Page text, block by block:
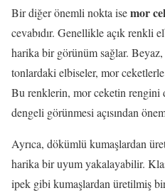
Bir diğer önemli nokta isemor
cevabıdır. Genellikle açık renkli
harika bir görünüm sağlar.
tonlardaki elbiseler, mor
Bu renklerin, mor ceketin rengini
dengeli görünmesi açısından
Ayrıca, dökümlü kumaşlardan
harika bir uyum yakalayabilir.
ipek gibi kumaşlardan üretilmiş